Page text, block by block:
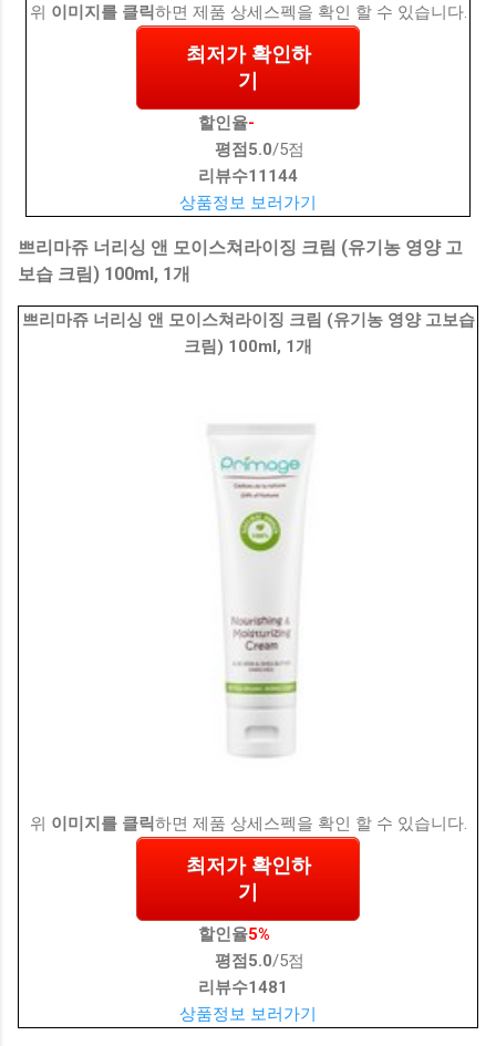
위 이미지를 클릭하면 제품 상세스펙을 확인 할 수 있습니다.
최저가 확인하
기
할인율-
평점 5.0/5점
리뷰수11144
상품정보 보러가기
쁘리마쥬 너리싱 앤 모이스쳐라이징 크림 (유기농 영양 고
보습 크림) 100ml, 1개
쁘리마쥬 너리싱 앤 모이스쳐라이징 크림 (유기농 영양 고보습
크림) 100ml, 1개
위 이미지를 클릭하면 제품 상세스펙을 확인 할 수 있습니다.
최저가 확인하
기
할인율5%
평점 5.0/5점
리뷰수1481
상품정보 보러가기